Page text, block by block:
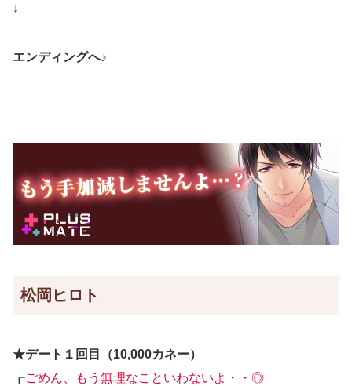
↓
エンディングへ♪
松岡ヒロト
★デート１回目（10,000カネー）
┏ごめん、もう無理なこといわないよ・・◎